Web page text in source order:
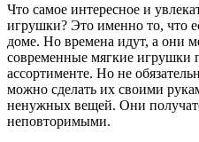
Что самое интересное и
игрушки? Это именно то, что
доме. Но времена идут, а они
современные мягкие игрушки
ассортименте. Но не
можно сделать их своими
ненужных вещей. Они
неповторимыми.